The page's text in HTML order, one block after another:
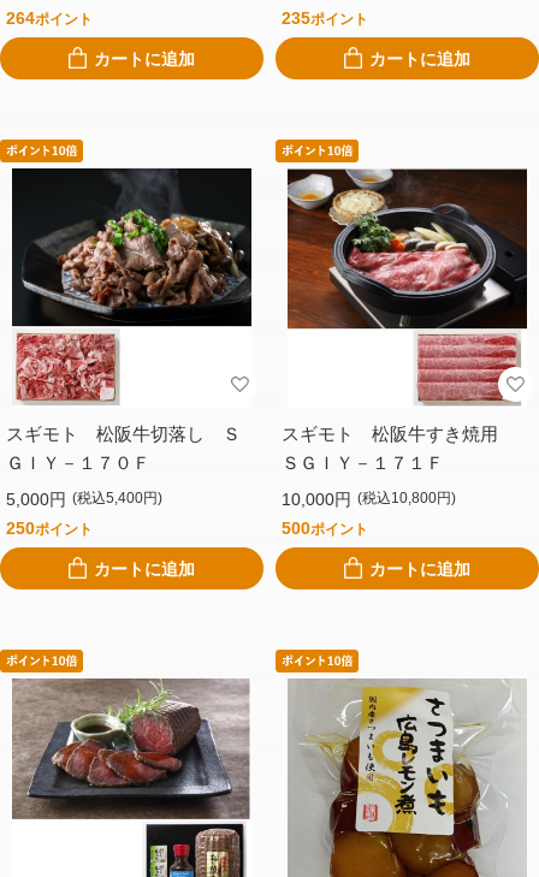
264ポイント
カートに追加
235ポイント
カートに追加
スギモト 松阪牛切落し Ｓ
ＧＩＹ－１７０Ｆ
5,000円 (税込5,400円)
250ポイント
カートに追加
スギモト 松阪牛すき焼用
ＳＧＩＹ－１７１Ｆ
10,000円 (税込10,800円)
500ポイント
カートに追加